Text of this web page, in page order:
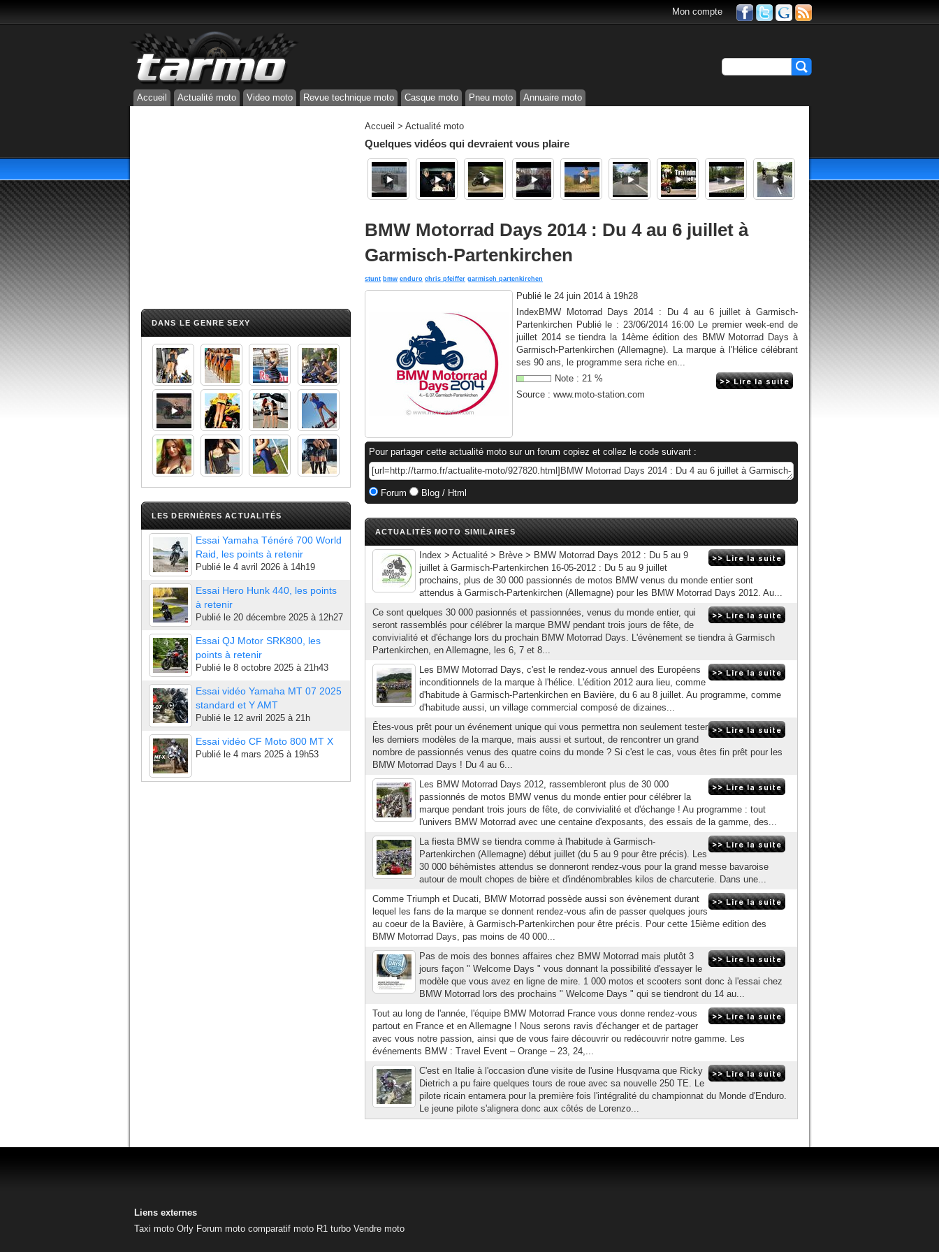
Mon compte
Accueil Actualité moto Video moto Revue technique moto Casque moto Pneu moto Annuaire moto
DANS LE GENRE SEXY
LES DERNIÈRES ACTUALITÉS
Essai Yamaha Ténéré 700 World
Raid, les points à retenir
Publié le 4 avril 2026 à 14h19
Essai Hero Hunk 440, les points
à retenir
Publié le 20 décembre 2025 à 12h27
Essai QJ Motor SRK800, les
points à retenir
Publié le 8 octobre 2025 à 21h43
Essai vidéo Yamaha MT 07 2025
standard et Y AMT
Publié le 12 avril 2025 à 21h
Essai vidéo CF Moto 800 MT X
Publié le 4 mars 2025 à 19h53
Accueil > Actualité moto
Quelques vidéos qui devraient vous plaire
BMW Motorrad Days 2014 : Du 4 au 6 juillet à
Garmisch-Partenkirchen
stunt bmw enduro chris pfeiffer garmisch partenkirchen
Publié le 24 juin 2014 à 19h28
IndexBMW Motorrad Days 2014 : Du 4 au 6 juillet à Garmisch-
Partenkirchen Publié le : 23/06/2014 16:00 Le premier week-end de
juillet 2014 se tiendra la 14ème édition des BMW Motorrad Days à
Garmisch-Partenkirchen (Allemagne). La marque à l'Hélice célébrant
ses 90 ans, le programme sera riche en...
Note : 21 %
Source : www.moto-station.com
Pour partager cette actualité moto sur un forum copiez et collez le code suivant :
Forum Blog / Html
ACTUALITÉS MOTO SIMILAIRES
Index > Actualité > Brève > BMW Motorrad Days 2012 : Du 5 au 9
juillet à Garmisch-Partenkirchen 16-05-2012 : Du 5 au 9 juillet
prochains, plus de 30 000 passionnés de motos BMW venus du monde entier sont
attendus à Garmisch-Partenkirchen (Allemagne) pour les BMW Motorrad Days 2012. Au...
Ce sont quelques 30 000 pasionnés et passionnées, venus du monde entier, qui
seront rassemblés pour célébrer la marque BMW pendant trois jours de fête, de
convivialité et d'échange lors du prochain BMW Motorrad Days. L'évènement se tiendra à Garmisch
Partenkirchen, en Allemagne, les 6, 7 et 8...
Les BMW Motorrad Days, c'est le rendez-vous annuel des Européens
inconditionnels de la marque à l'hélice. L'édition 2012 aura lieu, comme
d'habitude à Garmisch-Partenkirchen en Bavière, du 6 au 8 juillet. Au programme, comme
d'habitude aussi, un village commercial composé de dizaines...
Êtes-vous prêt pour un événement unique qui vous permettra non seulement tester
les derniers modèles de la marque, mais aussi et surtout, de rencontrer un grand
nombre de passionnés venus des quatre coins du monde ? Si c'est le cas, vous êtes fin prêt pour les
BMW Motorrad Days ! Du 4 au 6...
Les BMW Motorrad Days 2012, rassembleront plus de 30 000
passionnés de motos BMW venus du monde entier pour célébrer la
marque pendant trois jours de fête, de convivialité et d'échange ! Au programme : tout
l'univers BMW Motorrad avec une centaine d'exposants, des essais de la gamme, des...
La fiesta BMW se tiendra comme à l'habitude à Garmisch-
Partenkirchen (Allemagne) début juillet (du 5 au 9 pour être précis). Les
30 000 béhèmistes attendus se donneront rendez-vous pour la grand messe bavaroise
autour de moult chopes de bière et d'indénombrables kilos de charcuterie. Dans une...
Comme Triumph et Ducati, BMW Motorrad possède aussi son évènement durant
lequel les fans de la marque se donnent rendez-vous afin de passer quelques jours
au coeur de la Bavière, à Garmisch-Partenkirchen pour être précis. Pour cette 15ième edition des
BMW Motorrad Days, pas moins de 40 000...
Pas de mois des bonnes affaires chez BMW Motorrad mais plutôt 3
jours façon " Welcome Days " vous donnant la possibilité d'essayer le
modèle que vous avez en ligne de mire. 1 000 motos et scooters sont donc à l'essai chez
BMW Motorrad lors des prochains " Welcome Days " qui se tiendront du 14 au...
Tout au long de l'année, l'équipe BMW Motorrad France vous donne rendez-vous
partout en France et en Allemagne ! Nous serons ravis d'échanger et de partager
avec vous notre passion, ainsi que de vous faire découvrir ou redécouvrir notre gamme. Les
événements BMW : Travel Event – Orange – 23, 24,...
C'est en Italie à l'occasion d'une visite de l'usine Husqvarna que Ricky
Dietrich a pu faire quelques tours de roue avec sa nouvelle 250 TE. Le
pilote ricain entamera pour la première fois l'intégralité du championnat du Monde d'Enduro.
Le jeune pilote s'alignera donc aux côtés de Lorenzo...
Liens externes
Taxi moto Orly Forum moto comparatif moto R1 turbo Vendre moto